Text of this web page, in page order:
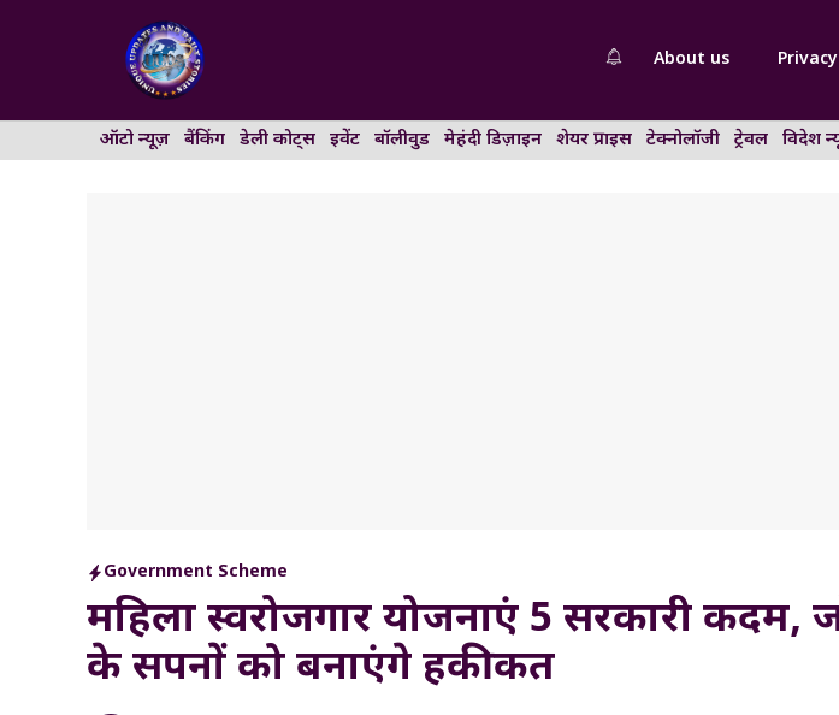
About us
ऑटो न्यूज़ बैंकिंग डेली कोट्स इवेंट बॉलीवुड मेहंदी डिज़ाइन शेयर प्राइस टेक्नोलॉजी ट्रेवल विदेश
Government Scheme
महिला स्वरोजगार योजनाएं 5 सरकारी कदम,
के सपनों को बनाएंगे हकीकत